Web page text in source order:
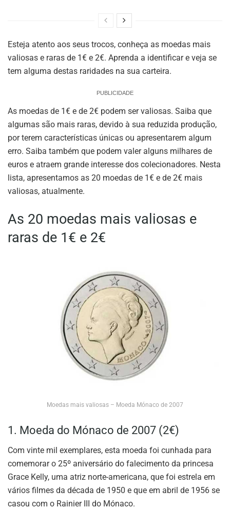
Esteja atento aos seus trocos, conheça as moedas mais
valiosas e raras de 1€ e 2€. Aprenda a identificar e veja se
tem alguma destas raridades na sua carteira.
PUBLICIDADE
As moedas de 1€ e de 2€ podem ser valiosas. Saiba que
algumas são mais raras, devido à sua reduzida produção,
por terem características únicas ou apresentarem algum
erro. Saiba também que podem valer alguns milhares de
euros e atraem grande interesse dos colecionadores. Nesta
lista, apresentamos as 20 moedas de 1€ e de 2€ mais
valiosas, atualmente.
As 20 moedas mais valiosas e
raras de 1€ e 2€
Moedas mais valiosas – Moeda Mónaco de 2007
1. Moeda do Mónaco de 2007 (2€)
Com vinte mil exemplares, esta moeda foi cunhada para
comemorar o 25º aniversário do falecimento da princesa
Grace Kelly, uma atriz norte-americana, que foi estrela em
vários filmes da década de 1950 e que em abril de 1956 se
casou com o Rainier III do Mónaco.